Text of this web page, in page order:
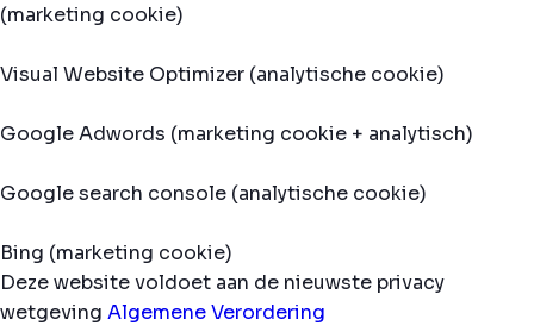
(marketing cookie)
Visual Website Optimizer (analytische cookie)
Google Adwords (marketing cookie + analytisch)
Google search console (analytische cookie)
Bing (marketing cookie)
Deze website voldoet aan de nieuwste privacy
wetgeving Algemene Verordering